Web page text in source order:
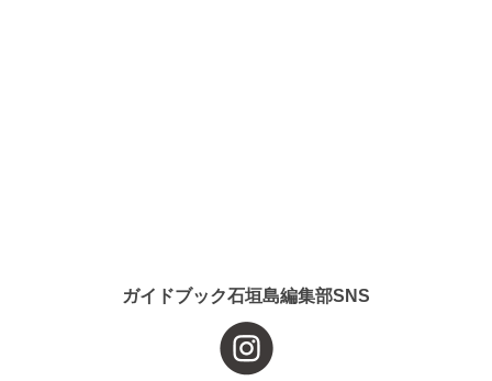
ガイドブック石垣島編集部SNS